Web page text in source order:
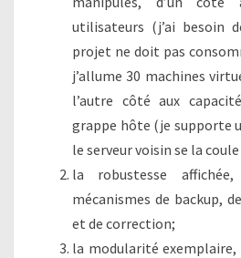
utilisateurs (j’ai besoin
projet ne doit pas
j’allume 30 machines
l’autre côté aux
grappe hôte (je supporte
le serveur voisin se la
la robustesse
mécanismes de backup,
et de correction;
la modularité exemplaire,